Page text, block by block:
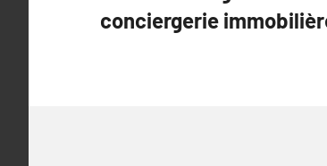
l’article
conciergerie